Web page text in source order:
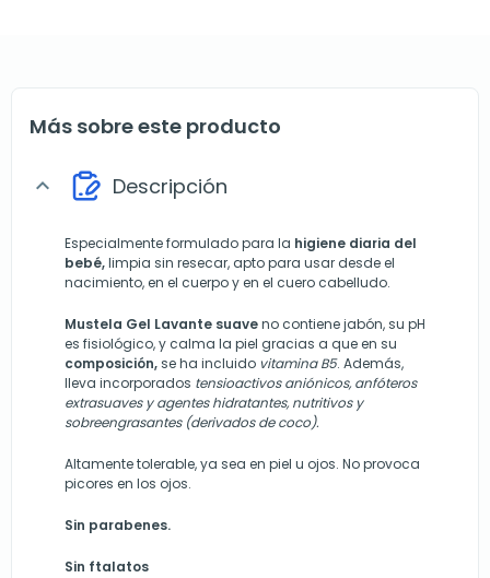
Más sobre este producto
expand_more Descripción
Especialmente formulado para la higiene diaria del
bebé,limpia sin resecar, apto para usar desde el
nacimiento, en el cuerpo y en el cuero cabelludo.
Mustela Gel Lavante suaveno contiene jabón, su pH
es fisiológico, y calma la piel gracias a que en su
composición,se ha incluido vitamina B5. Además,
lleva incorporados tensioactivos aniónicos, anfóteros
extrasuaves y agentes hidratantes, nutritivos y
sobreengrasantes (derivados de coco).
Altamente tolerable, ya sea en piel u ojos. No provoca
picores en los ojos.
Sin parabenes.
Sin ftalatos